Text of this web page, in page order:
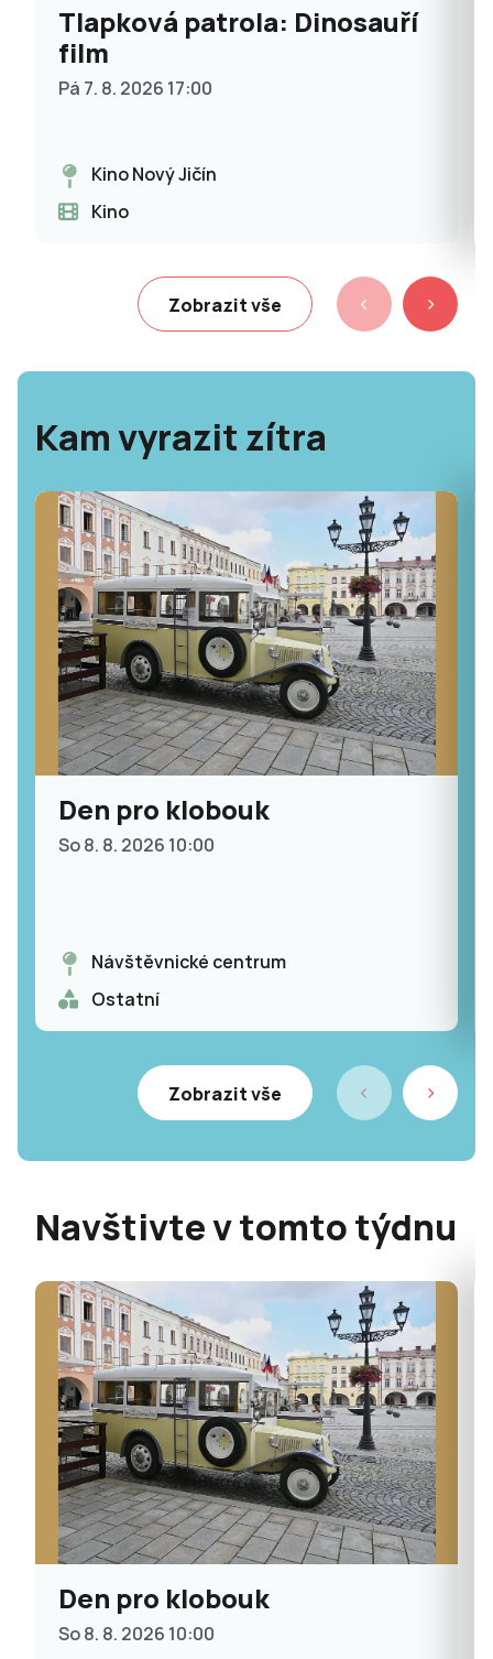
Tlapková patrola: Dinosauří
film
Pá 7. 8. 2026 17:00
Kino Nový Jičín
Kino
Zobrazit vše
Kam vyrazit zítra
Den pro klobouk
So 8. 8. 2026 10:00
Návštěvnické centrum
Ostatní
Zobrazit vše
Navštivte v tomto týdnu
Den pro klobouk
So 8. 8. 2026 10:00